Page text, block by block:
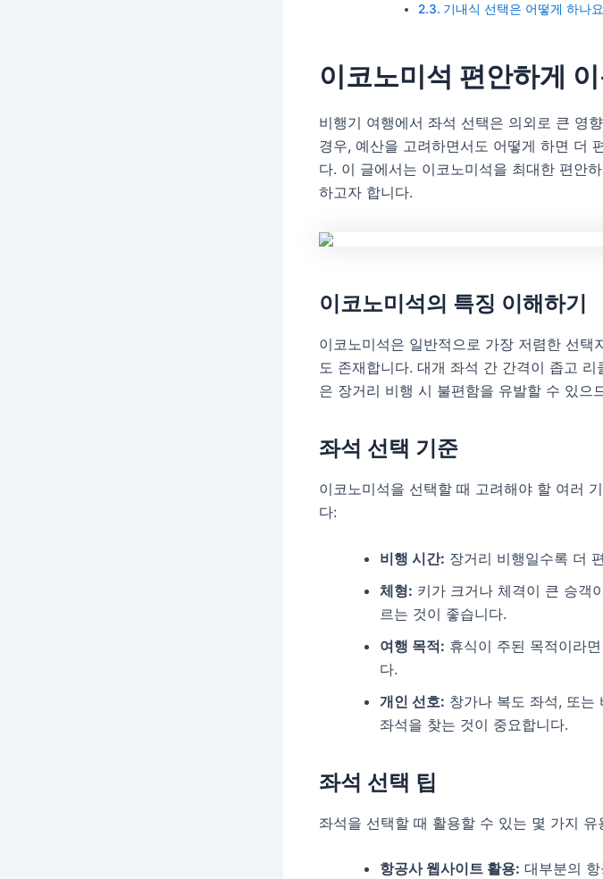
기내식 선택은 어떻게 하나
이코노미석 편안하게
비행기 여행에서 좌석 선택은 의외로 큰 영
경우, 예산을 고려하면서도 어떻게 하면 더
다. 이 글에서는 이코노미석을 최대한 편안
하고자 합니다.
이코노미석의 특징 이해하기
이코노미석은 일반적으로 가장 저렴한 선
도 존재합니다. 대개 좌석 간 간격이 좁고
은 장거리 비행 시 불편함을 유발할 수 있으
좌석 선택 기준
이코노미석을 선택할 때 고려해야 할 여러
다:
비행 시간: 장거리 비행일수록 더
체형: 키가 크거나 체격이 큰 승객
르는 것이 좋습니다.
여행 목적: 휴식이 주된 목적이라
다.
개인 선호: 창가나 복도 좌석, 또는
좌석을 찾는 것이 중요합니다.
좌석 선택 팁
좌석을 선택할 때 활용할 수 있는 몇 가지 유
항공사 웹사이트 활용: 대부분의